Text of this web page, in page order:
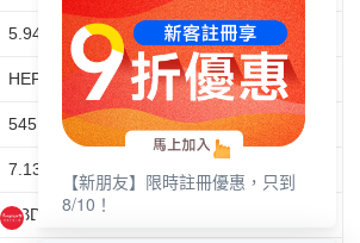
5.94LG
HEPASilent™
545 m³/h
7.13
TBD
恆隆行